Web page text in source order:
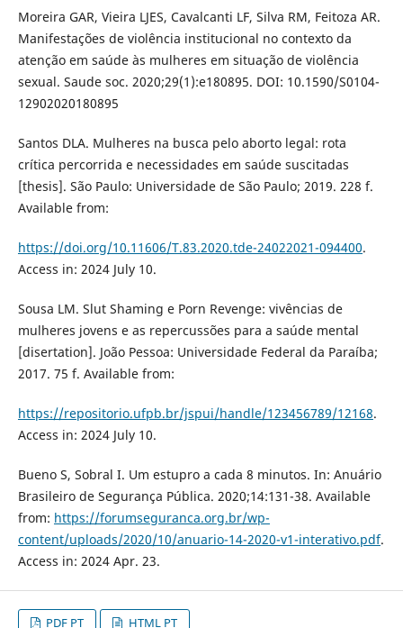
Moreira GAR, Vieira LJES, Cavalcanti LF, Silva RM, Feitoza AR.
Manifestações de violência institucional no contexto da
atenção em saúde às mulheres em situação de violência
sexual. Saude soc. 2020;29(1):e180895. DOI: 10.1590/S0104-
12902020180895
Santos DLA. Mulheres na busca pelo aborto legal: rota
crítica percorrida e necessidades em saúde suscitadas
[thesis]. São Paulo: Universidade de São Paulo; 2019. 228 f.
Available from:
https://doi.org/10.11606/T.83.2020.tde-24022021-094400.
Access in: 2024 July 10.
Sousa LM. Slut Shaming e Porn Revenge: vivências de
mulheres jovens e as repercussões para a saúde mental
[disertation]. João Pessoa: Universidade Federal da Paraíba;
2017. 75 f. Available from:
https://repositorio.ufpb.br/jspui/handle/123456789/12168.
Access in: 2024 July 10.
Bueno S, Sobral I. Um estupro a cada 8 minutos. In: Anuário
Brasileiro de Segurança Pública. 2020;14:131-38. Available
from: https://forumseguranca.org.br/wp-
content/uploads/2020/10/anuario-14-2020-v1-interativo.pdf.
Access in: 2024 Apr. 23.
PDF PT HTML PT